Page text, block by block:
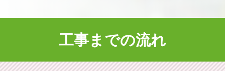
工事までの流れ